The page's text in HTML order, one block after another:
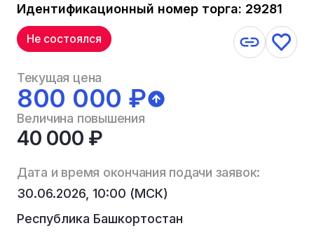
Идентификационный номер торга: 29281
Не состоялся
Текущая цена
800 000 ₽
Величина повышения
40 000 ₽
Дата и время окончания подачи заявок:
30.06.2026, 10:00 (МСК)
Республика Башкортостан